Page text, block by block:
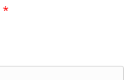
*